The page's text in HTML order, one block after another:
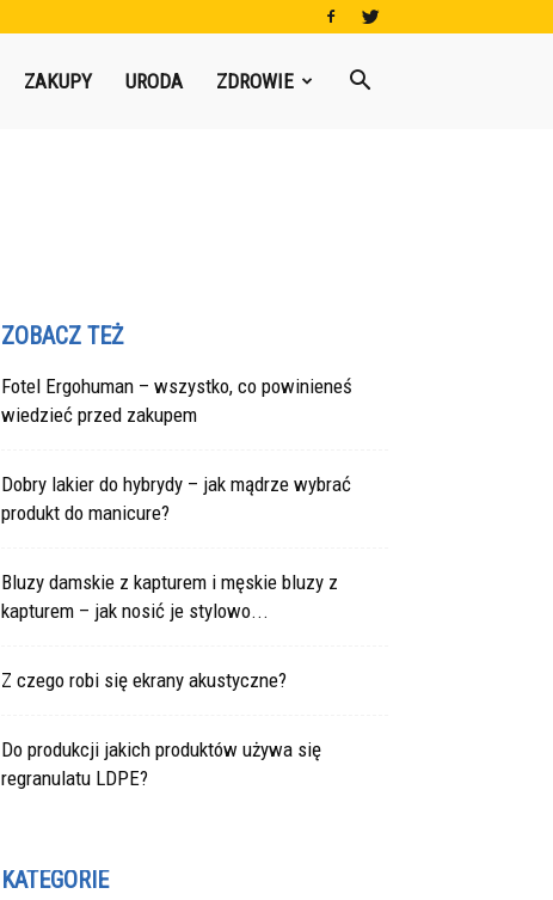
ZAKUPY URODA ZDROWIE
ZOBACZ TEŻ
Fotel Ergohuman – wszystko, co powinieneś
wiedzieć przed zakupem
Dobry lakier do hybrydy – jak mądrze wybrać
produkt do manicure?
Bluzy damskie z kapturem i męskie bluzy z
kapturem – jak nosić je stylowo...
Z czego robi się ekrany akustyczne?
Do produkcji jakich produktów używa się
regranulatu LDPE?
KATEGORIE